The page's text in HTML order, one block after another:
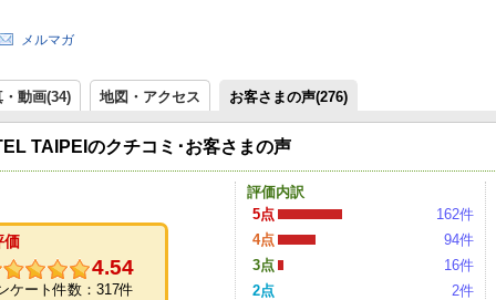
メルマガ
・動画(34) 地図・アクセス お客さまの声(276)
TAIPEIのクチコミ･お客さまの声
価
4.54
ケート件数：317件
評価内訳
5点
162件
4点
94件
3点
16件
2点
2件